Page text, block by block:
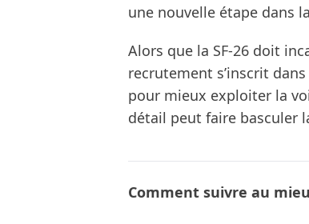
une nouvelle étape dans
Alors que la SF-26 doit
recrutement s’inscrit
pour mieux exploiter la
détail peut faire basculer
Comment suivre au